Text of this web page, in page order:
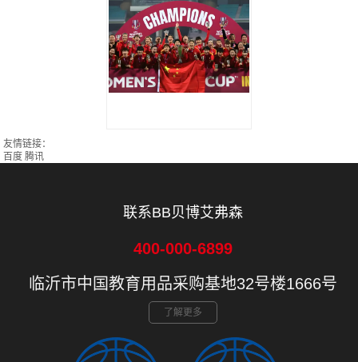
友情链接：
百度 腾讯
联系BB贝博艾弗森
400-000-6899
临沂市中国教育用品采购基地32号楼1666号
了解更多